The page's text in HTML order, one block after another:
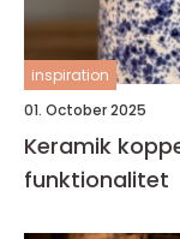
inspiration
01. October 2025
Keramik
funktionalitet